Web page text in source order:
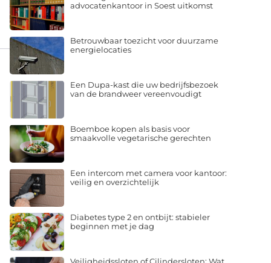
advocatenkantoor in Soest uitkomst
Betrouwbaar toezicht voor duurzame
energielocaties
Een Dupa-kast die uw bedrijfsbezoek
van de brandweer vereenvoudigt
Boemboe kopen als basis voor
smaakvolle vegetarische gerechten
Een intercom met camera voor kantoor:
veilig en overzichtelijk
Diabetes type 2 en ontbijt: stabieler
beginnen met je dag